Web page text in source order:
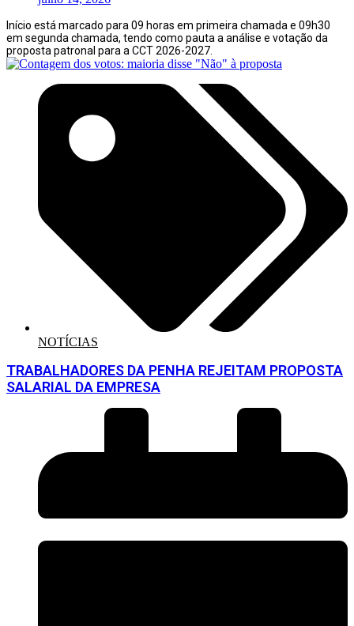
Início está marcado para 09 horas em primeira chamada e 09h30
em segunda chamada, tendo como pauta a análise e votação da
proposta patronal para a CCT 2026-2027.
NOTÍCIAS
TRABALHADORES DA PENHA REJEITAM PROPOSTA
SALARIAL DA EMPRESA